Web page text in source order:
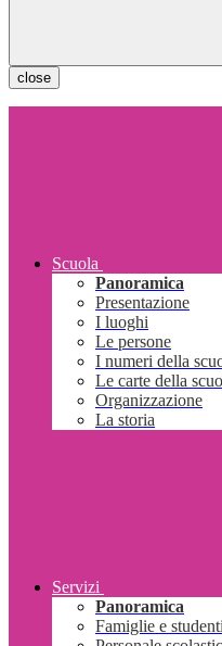
close
Scuola
Panoramica
Presentazione
I luoghi
Le persone
I numeri della
Le carte della
Organizzazione
La storia
Servizi
Panoramica
Famiglie e studenti